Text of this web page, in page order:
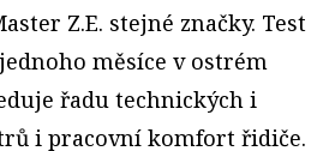
Z.E. stejné značky. Test
měsíce v ostrém
řadu technických i
i pracovní komfort řidiče.